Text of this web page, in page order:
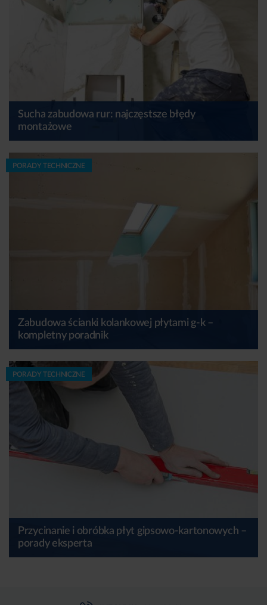
Sucha zabudowa rur: najczęstsze błędy
montażowe
PORADY TECHNICZNE
Zabudowa ścianki kolankowej płytami g-k –
kompletny poradnik
PORADY TECHNICZNE
Przycinanie i obróbka płyt gipsowo-kartonowych –
porady eksperta